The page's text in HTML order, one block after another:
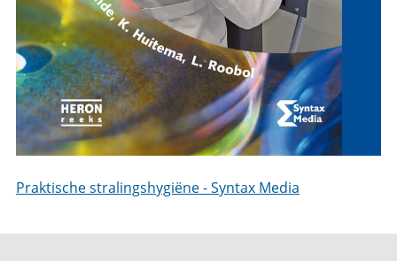
Praktische stralingshygiëne - Syntax Media